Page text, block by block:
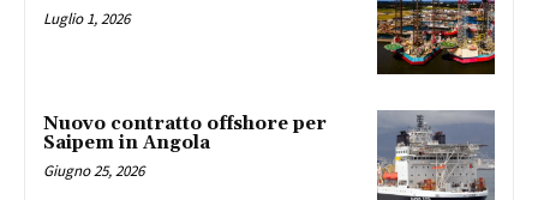
Luglio 1, 2026
Nuovo contratto offshore per
Saipem in Angola
Giugno 25, 2026